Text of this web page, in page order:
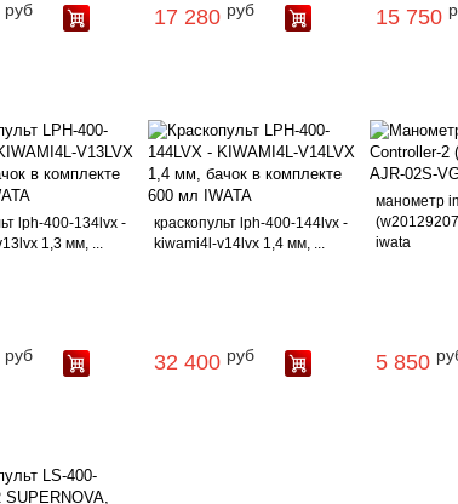
руб 17 280 руб 15 750
lph-400-134lvx -
1,3 мм, ...
руб
краскопульт lph-400-144lvx -
kiwami4l-v14lvx 1,4 мм, ...
32 400 руб
манометр
iwata
5 850